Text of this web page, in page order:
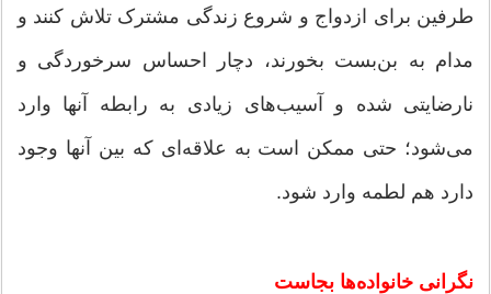
طرفین برای ازدواج و شروع زندگی مشترک تلاش کنند و
مدام به بن‌بست بخورند، دچار احساس سرخوردگی و
نارضایتی شده و آسیب‌های زیادی به رابطه آنها وارد
می‌شود؛ حتی ممکن است به علاقه‌ای که بین آنها وجود
دارد هم لطمه وارد شود.
نگرانی خانواده‌ها بجاست